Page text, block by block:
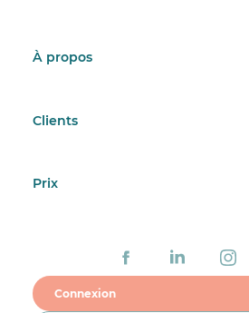
À propos
Clients
Prix
Connexion